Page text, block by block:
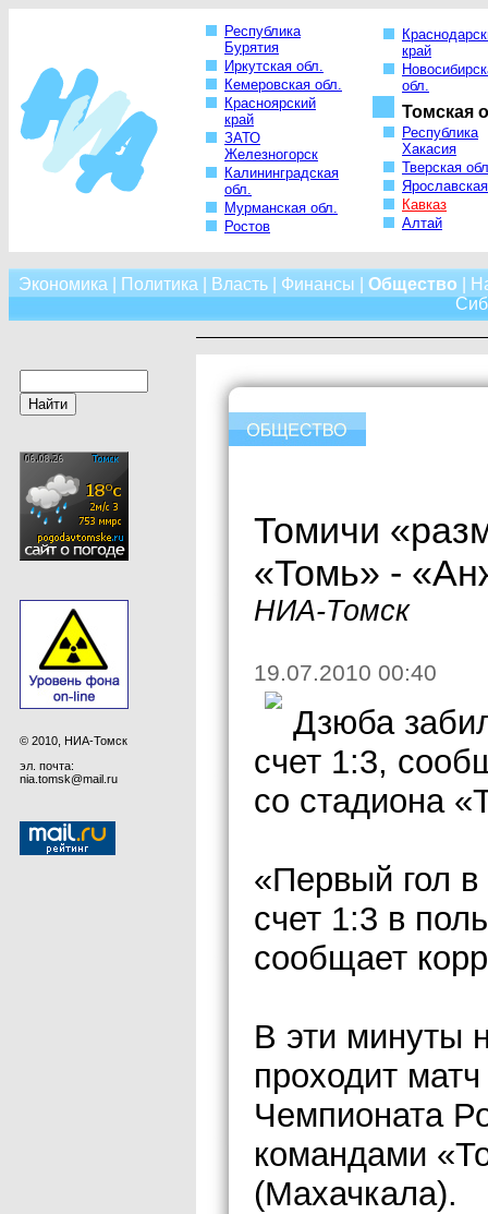
Республика
Бурятия
Иркутская обл.
Кемеровская обл.
Красноярский
край
ЗАТО
Железногорск
Калининградская
обл.
Мурманская обл.
Ростов
край
обл.
Томская
Республика
Хакасия
Тверская
Кавказ
Алтай
Экономика Политика Власть| Финансы Общество
© 2010, НИА-Томск
эл. почта:
nia.tomsk@mail.ru
Томичи
«Томь» -
НИА-Томск
19.07.2010 00:40
Дзюба
счет 1:3,
со стадиона
«Первый гол
счет 1:3 в
сообщает
В эти минуты
проходит
Чемпионата
командами
(Махачкала).